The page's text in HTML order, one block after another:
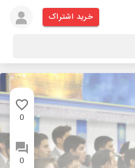
خرید اشتراک
0
0